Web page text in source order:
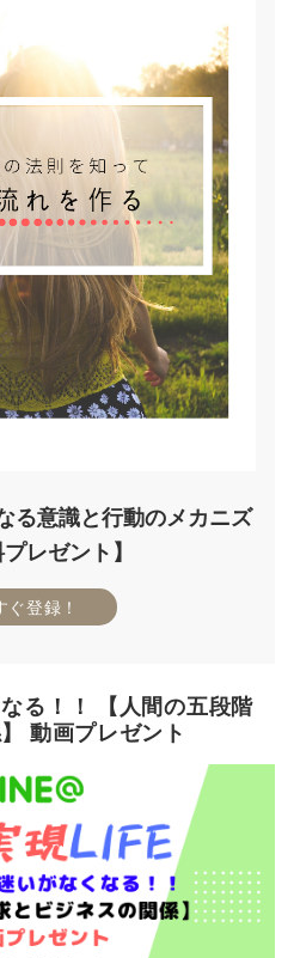
る意識と行動のメカニズ
レゼント】
ぐ登録！
る！！ 【人間の五段階
動画プレゼント